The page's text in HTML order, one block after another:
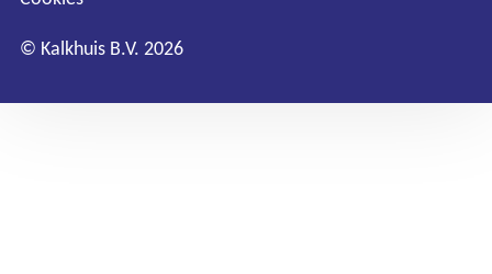
© Kalkhuis B.V. 2026